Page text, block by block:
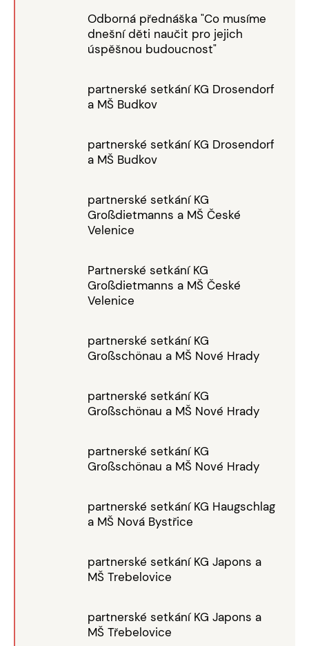
Odborná přednáška "Co musíme
dnešní děti naučit pro jejich
úspěšnou budoucnost"
partnerské setkání KG Drosendorf
a MŠ Budkov
partnerské setkání KG Drosendorf
a MŠ Budkov
partnerské setkání KG
Großdietmanns a MŠ České
Velenice
Partnerské setkání KG
Großdietmanns a MŠ České
Velenice
partnerské setkání KG
Großschönau a MŠ Nové Hrady
partnerské setkání KG
Großschönau a MŠ Nové Hrady
partnerské setkání KG
Großschönau a MŠ Nové Hrady
partnerské setkání KG Haugschlag
a MŠ Nová Bystřice
partnerské setkání KG Japons a
MŠ Trebelovice
partnerské setkání KG Japons a
MŠ Třebelovice